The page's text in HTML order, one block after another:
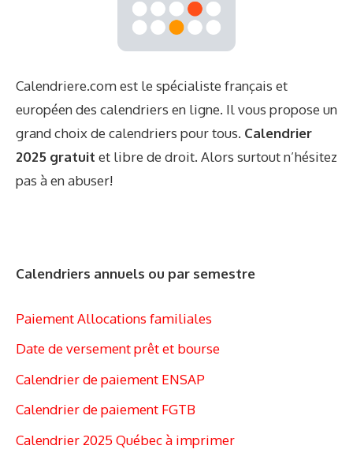
Calendriere.com est le spécialiste français et
européen des calendriers en ligne. Il vous propose un
grand choix de calendriers pour tous. Calendrier
2025 gratuit et libre de droit. Alors surtout n’hésitez
pas à en abuser!
Calendriers annuels ou par semestre
Paiement Allocations familiales
Date de versement prêt et bourse
Calendrier de paiement ENSAP
Calendrier de paiement FGTB
Calendrier 2025 Québec à imprimer